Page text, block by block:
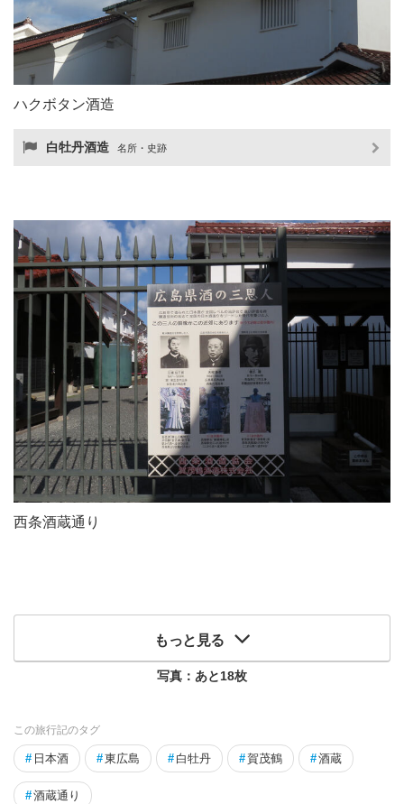
ハクボタン酒造
白牡丹酒造 名所・史跡
西条酒蔵通り
もっと見る
写真：あと18枚
この旅行記のタグ
# 日本酒 #東広島 # 白牡丹 #賀茂鶴 #酒蔵
#酒蔵通り